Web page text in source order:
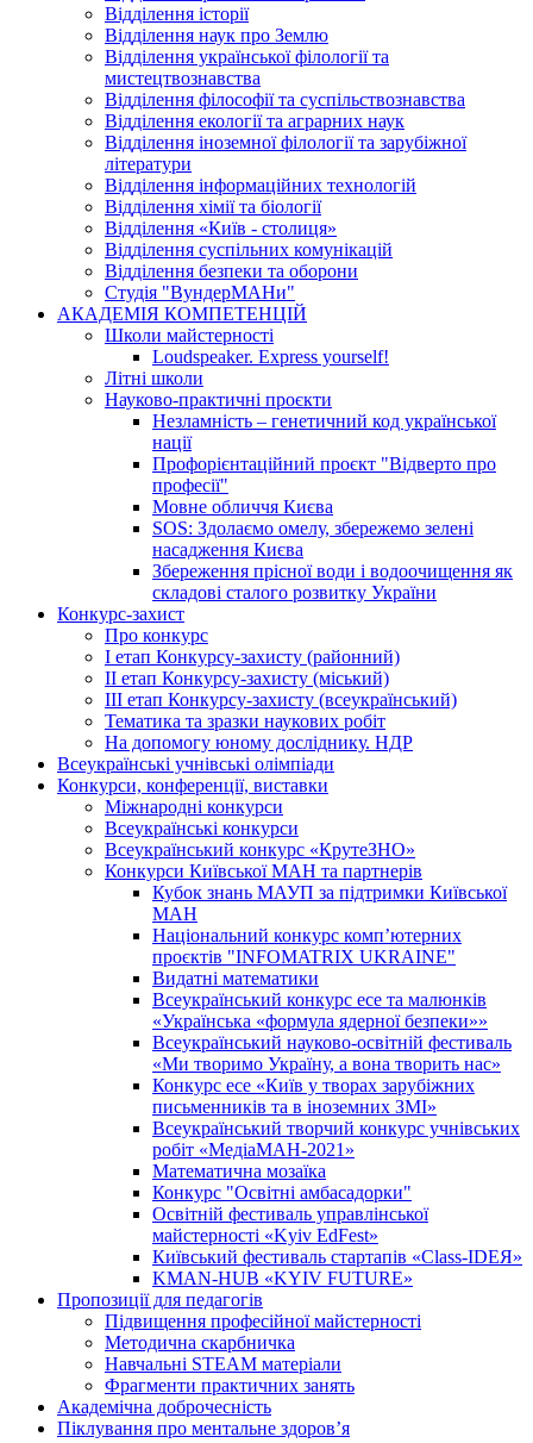
Відділення історії
Відділення наук про Землю
Відділення української філології та
мистецтвознавства
Відділення філософії та суспільствознавства
Відділення екології та аграрних наук
Відділення іноземної філології та зарубіжної
літератури
Відділення інформаційних технологій
Відділення хімії та біології
Відділення «Київ - столиця»
Відділення суспільних комунікацій
Відділення безпеки та оборони
Студія "ВундерМАНи"
АКАДЕМІЯ КОМПЕТЕНЦІЙ
Школи майстерності
Loudspeaker. Express yourself!
Літні школи
Науково-практичні проєкти
Незламність – генетичний код української
нації
Профорієнтаційний проєкт "Відверто про
професії"
Мовне обличчя Києва
SOS: Здолаємо омелу, збережемо зелені
насадження Києва
Збереження прісної води і водоочищення як
складові сталого розвитку України
Конкурс-захист
Про конкурс
І етап Конкурсу-захисту (районний)
ІІ етап Конкурсу-захисту (міський)
ІІІ етап Конкурсу-захисту (всеукраїнський)
Тематика та зразки наукових робіт
На допомогу юному досліднику. НДР
Всеукраїнські учнівські олімпіади
Конкурси, конференції, виставки
Міжнародні конкурси
Всеукраїнські конкурси
Всеукраїнський конкурс «КрутеЗНО»
Конкурси Київської МАН та партнерів
Кубок знань МАУП за підтримки Київської
МАН
Національний конкурс комп’ютерних
проєктів "INFOMATRIX UKRAINE"
Видатні математики
Всеукраїнський конкурс есе та малюнків
«Українська «формула ядерної безпеки»»
Всеукраїнський науково-освітній фестиваль
«Ми творимо Україну, а вона творить нас»
Конкурс есе «Київ у творах зарубіжних
письменників та в іноземних ЗМІ»
Всеукраїнський творчий конкурс учнівських
робіт «МедіаМАН-2021»
Математична мозаїка
Конкурс "Освітні амбасадорки"
Освітній фестиваль управлінської
майстерності «Kyiv EdFest»
Київський фестиваль стартапів «Class-IDEЯ»
KMAN-HUB «KYIV FUTURE»
Пропозиції для педагогів
Підвищення професійної майстерності
Методична скарбничка
Навчальні STEAM матеріали
Фрагменти практичних занять
Академічна доброчесність
Піклування про ментальне здоровʼя